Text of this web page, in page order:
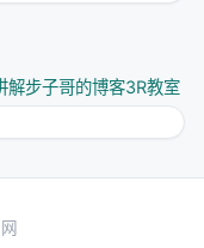
解步子哥的博客3R教室